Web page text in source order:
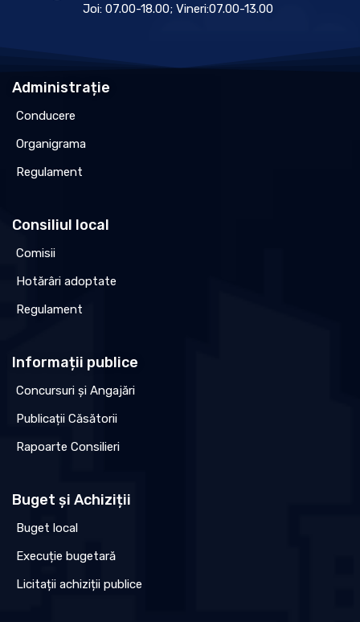
Joi: 07.00-18.00; Vineri:07.00-13.00
Administrație
Conducere
Organigrama
Regulament
Consiliul local
Comisii
Hotărâri adoptate
Regulament
Informații publice
Concursuri și Angajări
Publicații Căsătorii
Rapoarte Consilieri
Buget și Achiziții
Buget local
Execuție bugetară
Licitații achiziții publice